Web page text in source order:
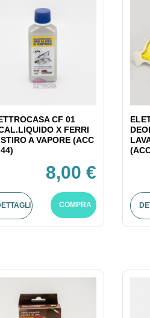
CF 01
X FERRI
A VAPORE (ACC
8,00 €
COMPRA